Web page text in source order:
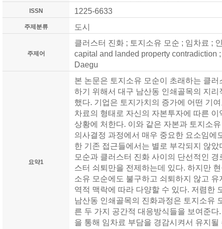
ISSN 1225-6633
주제분류 도시
주제어
클러스터 진화 ; 토지소유 모순 ; 임차료 ;
capital and landed property contradiction
Daegu
요약1
본 논문은 토지소유 모순이 초래하는 클
하기 위해서 대구 남산동 인쇄골목의 지
했다. 기업은 토지가치의 증가에 어떤 기
차료의 형태로 자신의 자본투자에 따른
상황에 처한다. 이와 같은 자본과 토지소
의사결정 과정에서 매우 중요한 요소임에
한 기존 접근들에서는 별로 부각되지 않
모순과 클러스터 진화 사이의 단선적인
스터 쇠퇴만을 전제하는데 있다. 하지만
소유 모순에도 불구하고 쇠퇴하지 않고
역적 맥락에 따라 다양할 수 있다. 저렴한
남산동 인쇄골목의 진화과정은 토지소유
른 두 가지 공간적 대응방식들을 보여준
을 통해 임차료 부담을 경감시켜서 유지